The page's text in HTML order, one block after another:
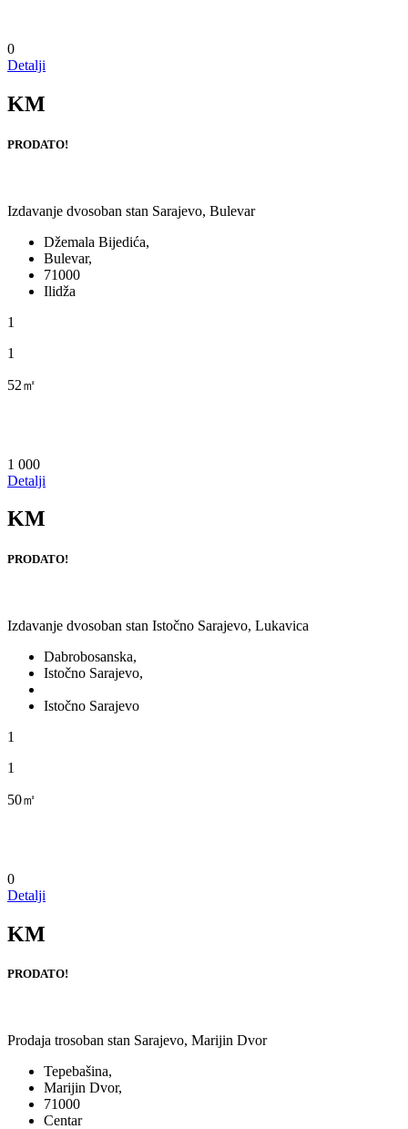
0
Detalji
KM
PRODATO!
Izdavanje dvosoban stan Sarajevo, Bulevar
Džemala Bijedića,
Bulevar,
71000
Ilidža
1
1
52㎡
1 000
Detalji
KM
PRODATO!
Izdavanje dvosoban stan Istočno Sarajevo, Lukavica
Dabrobosanska,
Istočno Sarajevo,
Istočno Sarajevo
1
1
50㎡
0
Detalji
KM
PRODATO!
Prodaja trosoban stan Sarajevo, Marijin Dvor
Tepebašina,
Marijin Dvor,
71000
Centar